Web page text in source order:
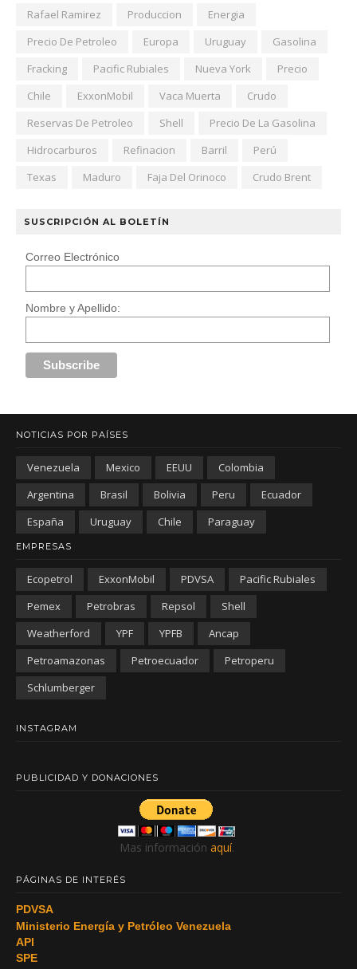
Rafael Ramirez
Produccion
Energia
Precio De Petroleo
Europa Uruguay
Gasolina
Fracking
Pacific Rubiales Nueva York
Precio
Chile
ExxonMobil Vaca Muerta
Crudo
Reservas De Petroleo
Shell
Precio De La Gasolina
Hidrocarburos
Refinacion Barril
Perú
Texas
Maduro Faja Del Orinoco Crudo Brent
SUSCRIPCIÓN AL BOLETÍN
Correo Electrónico
Nombre y Apellido:
NOTICIAS POR PAÍSES
Venezuela Mexico EEUU
Colombia
Argentina
Brasil Bolivia Peru
Ecuador
España
Uruguay Chile Paraguay
EMPRESAS
Ecopetrol ExxonMobil PDVSA
Pacific Rubiales
Pemex
Petrobras Repsol
Shell
Weatherford
YPF YPFB
Ancap
Petroamazonas
Petroecuador
Petroperu
Schlumberger
INSTAGRAM
PUBLICIDAD Y DONACIONES
Mas información aquí.
PÁGINAS DE INTERÉS
PDVSA
Ministerio Energía y Petróleo Venezuela
API
SPE